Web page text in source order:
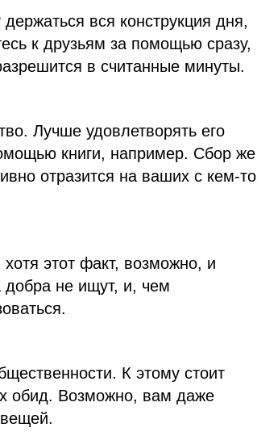
вся конструкция дня,
к друзьям за помощью сразу,
в считанные минуты.
Лучше удовлетворять его
книги, например. Сбор же
отразится на ваших с кем-то
этот факт, возможно, и
добра не ищут, и, чем
К этому стоит
обид. Возможно, вам даже